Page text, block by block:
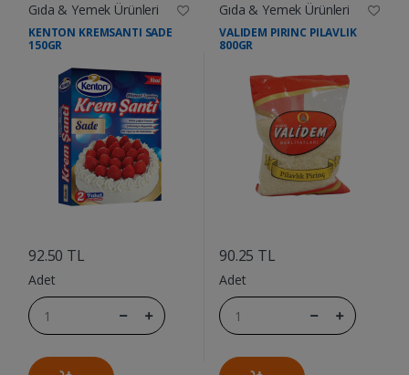
Gıda & Yemek Ürünleri
KENTON KREMSANTI SADE
150GR
92.50 TL
Adet
Gıda & Yemek Ürünleri
VALIDEM PIRINC PILAVLIK
800GR
90.25 TL
Adet